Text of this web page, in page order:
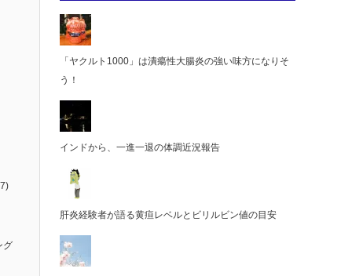
グ
「ヤクルト1000」は潰瘍性大腸炎の強い味方になりそ
う！
インドから、一進一退の体調近況報告
肝炎経験者が語る黄疸レベルとビリルビン値の目安